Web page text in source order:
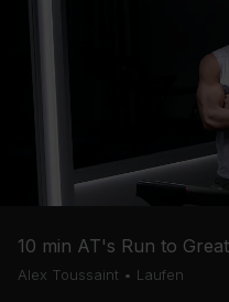
10 min AT's Run to
Alex Toussaint • Laufen